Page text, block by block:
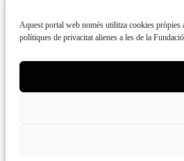
Aquest portal web només utilitza cookies pròpies
polítiques de privacitat alienes a les de la